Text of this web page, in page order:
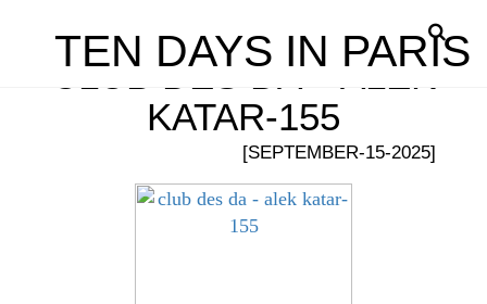
TEN DAYS IN PARIS
CLUB DES DA – ALEK
KATAR-155
[SEPTEMBER-15-2025]